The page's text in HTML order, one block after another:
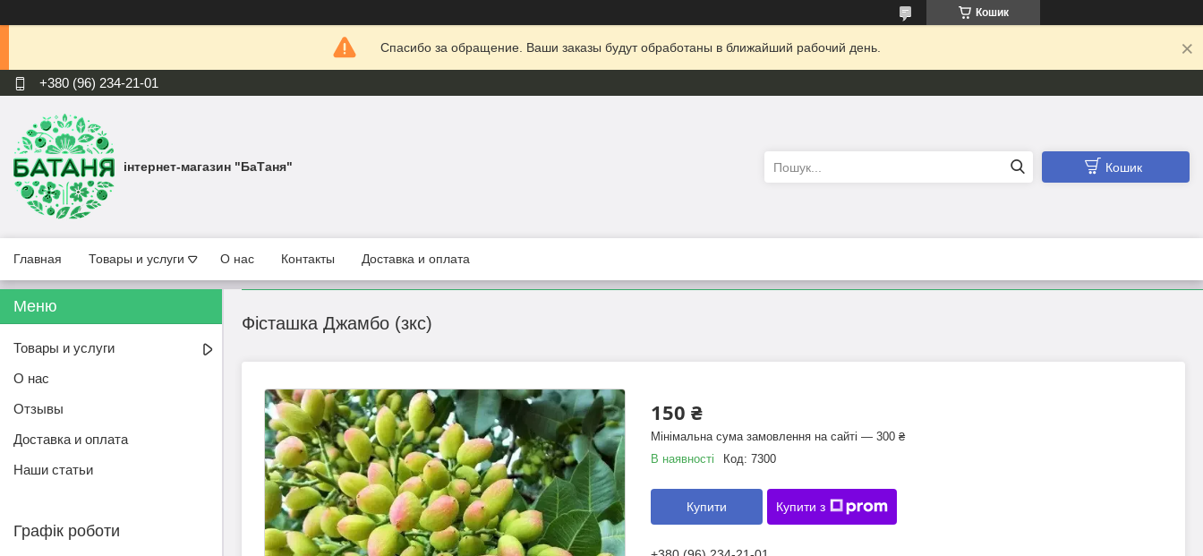
Кошик
Спасибо за обращение. Ваши заказы будут обработаны в ближайший рабочий день.
+380 (96) 234-21-01
інтернет-магазин "БаТаня" Кошик
Главная Товары и услуги О нас Контакты Доставка и оплата
Фісташка Джамбо (зкс)
150 ₴
Мінімальна сума замовлення на сайті — 300 ₴
В наявності
Код: 7300
Купити Купити з
Товары и услуги
О нас
Отзывы
Доставка и оплата
Наши статьи
Графік роботи